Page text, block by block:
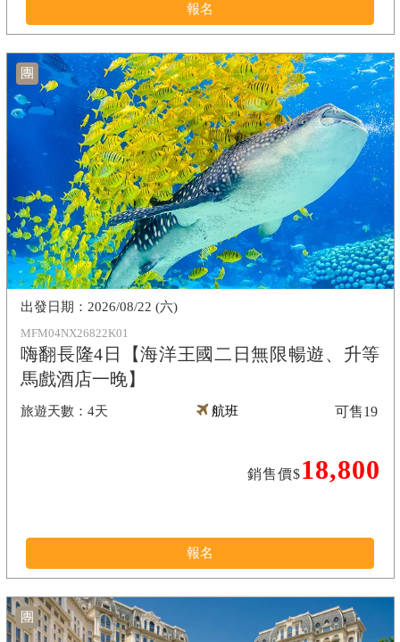
報名
團
MFM04NX26822K01
嗨翻長隆4日【海洋王國二日無限暢遊、升等
馬戲酒店一晚】
4天
2026/08/22 (六)
航班
銷售價$18,800
可售19
報名
團